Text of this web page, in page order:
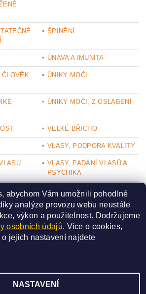
ŠPINĚNÍ
ÚNAVA A IMUNITA
ČLOVĚK
ÚNIKY MOČI
ÚNIKY MOČI, Z OSLABENÍ
VELKÉ BŘICHO
VLASY, PODPORA KVALITY
VLASY, PADÁNÍ VLASŮ A
PSYCHIKA
VYTÉKÁNÍ, POCHVA
VYTÉKÁNÍ BEZ NÁLEZU
abychom Vám umožnili pohodlné
analýze provozu webu neustále
výkon a použitelnost. Dodržujeme
osobních údajů. Více o cookies,
o jejich nastavení najdete
NASTAVENÍ